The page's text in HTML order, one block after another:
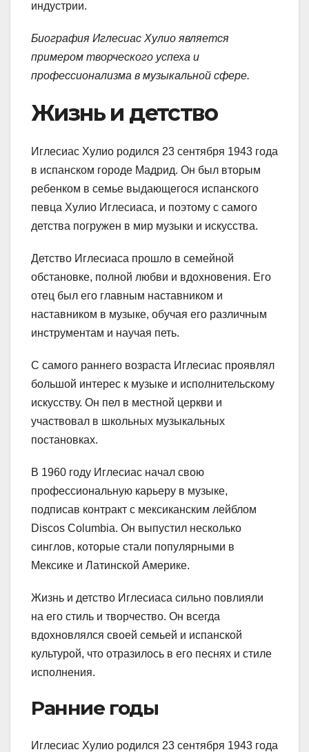
индустрии.
Биография Иглесиас Хулио является
примером творческого успеха и
профессионализма в музыкальной сфере.
Жизнь и детство
Иглесиас Хулио родился 23 сентября 1943 года
в испанском городе Мадрид. Он был вторым
ребенком в семье выдающегося испанского
певца Хулио Иглесиаса, и поэтому с самого
детства погружен в мир музыки и искусства.
Детство Иглесиаса прошло в семейной
обстановке, полной любви и вдохновения. Его
отец был его главным наставником и
наставником в музыке, обучая его различным
инструментам и научая петь.
С самого раннего возраста Иглесиас проявлял
большой интерес к музыке и исполнительскому
искусству. Он пел в местной церкви и
участвовал в школьных музыкальных
постановках.
В 1960 году Иглесиас начал свою
профессиональную карьеру в музыке,
подписав контракт с мексиканским лейблом
Discos Columbia. Он выпустил несколько
синглов, которые стали популярными в
Мексике и Латинской Америке.
Жизнь и детство Иглесиаса сильно повлияли
на его стиль и творчество. Он всегда
вдохновлялся своей семьей и испанской
культурой, что отразилось в его песнях и стиле
исполнения.
Ранние годы
Иглесиас Хулио родился 23 сентября 1943 года